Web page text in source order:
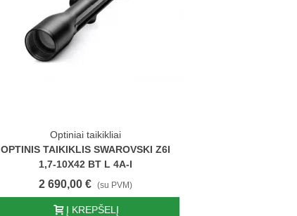
Optiniai taikikliai
OPTINIS TAIKIKLIS SWAROVSKI Z6I
1,7-10X42 BT L 4A-I
2 690,00 € (su PVM)
Į KREPŠELĮ